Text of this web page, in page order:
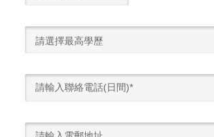
請選擇最高學歷